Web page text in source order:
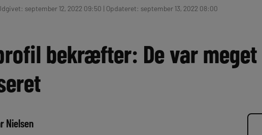
september 12, 2022 09:50 | Opdateret: september 13, 2022 08:00
bekræfter: De var meget
Nielsen